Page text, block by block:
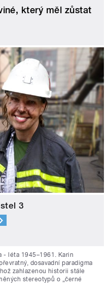
který měl zůstat
3
- léta 1945–1961. Karin
dosavadní paradigma
zahlazenou historii stále
stereotypů o „černé